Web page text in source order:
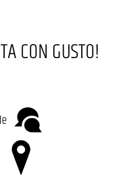
CON GUSTO!